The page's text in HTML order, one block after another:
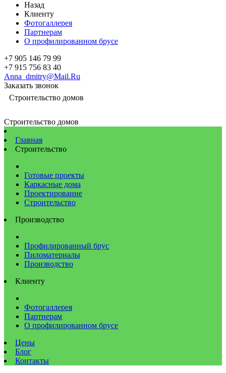
Назад
Клиенту
Фотогаллерея
Партнерам
О профилированном брусе
+7 905 146 79 99
+7 915 756 83 40
Anna_dmitry@Mail.Ru
Заказать звонок
Строительство домов
Строительство домов
Главная
Строительство
Готовые проекты
Каркасные дома
Проектирование
Строительство
Производство
Профилированный брус
Пиломатериалы
Производство
Клиенту
Фотогаллерея
Партнерам
О профилированном брусе
Цены
Блог
Контакты